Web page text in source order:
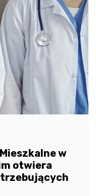
w
otwiera